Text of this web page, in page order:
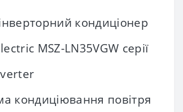
кондиціонер
MSZ-LN35VGW серії
кондиціювання повітря